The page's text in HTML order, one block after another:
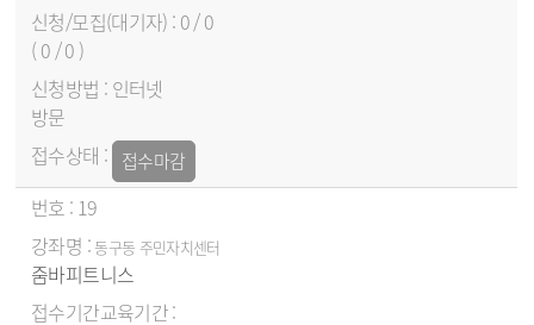
0 / 0
( 0 / 0 )
인터넷
방문
접수마감
19
동구동 주민자치센터
줌바피트니스